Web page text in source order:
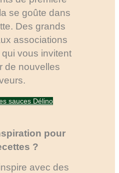
se goûte dans
Des grands
associations
vous invitent
de nouvelles
sauces Délino
pour
?
avec des